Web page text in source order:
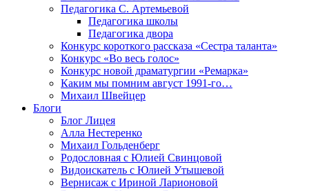
Педагогика С. Артемьевой
Педагогика школы
Педагогика двора
Конкурс короткого рассказа «Сестра таланта»
Конкурс «Во весь голос»
Конкурс новой драматургии «Ремарка»
Каким мы помним август 1991-го…
Михаил Швейцер
Блоги
Блог Лицея
Алла Нестеренко
Михаил Гольденберг
Родословная с Юлией Свинцовой
Видоискатель с Юлией Утышевой
Вернисаж с Ириной Ларионовой